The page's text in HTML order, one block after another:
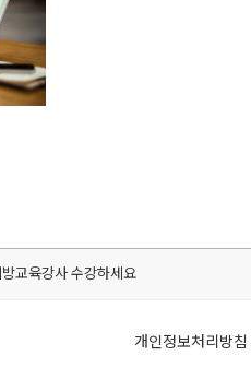
교육강사 수강하세요
개인정보처리방침